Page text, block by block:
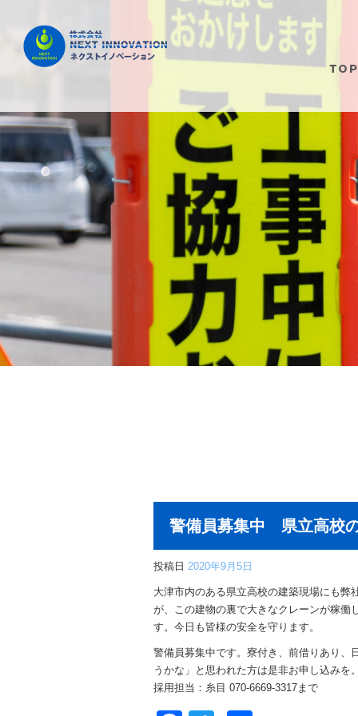
警備員募集中 県立高校
投稿日 2020年9月5日
大津市内のある県立高校の建築現場にも弊
が、この建物の裏で大きなクレーンが稼働
す。今日も皆様の安全を守ります。
警備員募集中です。寮付き、前借りあり、
うかな」と思われた方は是非お申し込みを。
採用担当：糸目 070-6669-3317まで